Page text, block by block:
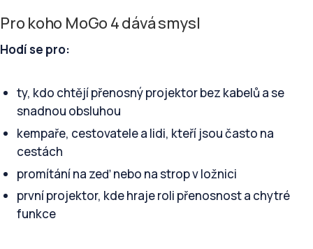
Pro koho MoGo 4 dává smysl
Hodí se pro:
ty, kdo chtějí přenosný projektor bez kabelů a se
snadnou obsluhou
kempaře, cestovatele a lidi, kteří jsou často na
cestách
promítání na zeď nebo na strop v ložnici
první projektor, kde hraje roli přenosnost a chytré
funkce